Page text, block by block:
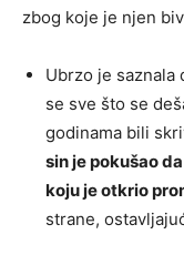
zbog koje je njen
Ubrzo je saznala
se sve što se
godinama bili
sin je pokušao
koju je otkrio
strane,